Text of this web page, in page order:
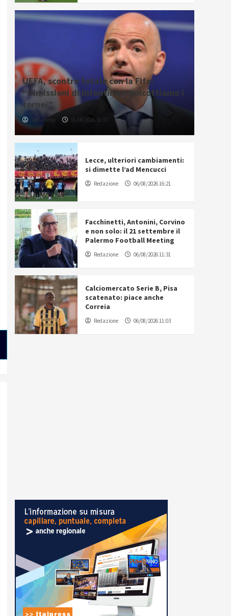
UEFA, scontro totale con la Fifa:
“Dimissioni di Infantino o boicottiamo i
tornei”
Redazione 06/08/2026 18:57
Lecce, ulteriori cambiamenti:
si dimette l’ad Mencucci
Redazione 06/08/2026 16:21
Facchinetti, Antonini, Corvino
e non solo: il 21 settembre il
Palermo Football Meeting
Redazione 06/08/2026 11:31
Calciomercato Serie B, Pisa
scatenato: piace anche
Correia
Redazione 06/08/2026 11:03